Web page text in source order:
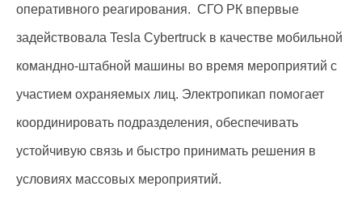
оперативного реагирования. СГО РК впервые
задействовала Tesla Cybertruck в качестве мобильной
командно-штабной машины во время мероприятий с
участием охраняемых лиц. Электропикап помогает
координировать подразделения, обеспечивать
устойчивую связь и быстро принимать решения в
условиях массовых мероприятий.